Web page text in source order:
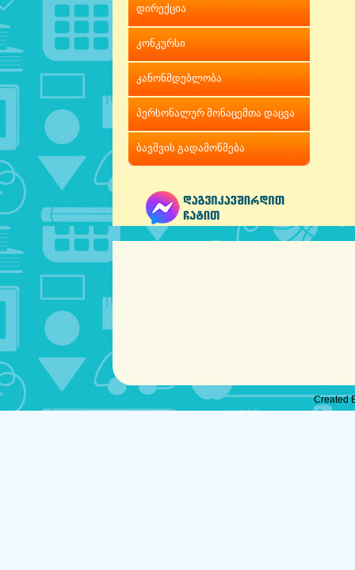
დირექცია
კონკურსი
კანონმდებლობა
პერსონალურ მონაცემთა დაცვა
ბავშვის გადამოწმება
Created